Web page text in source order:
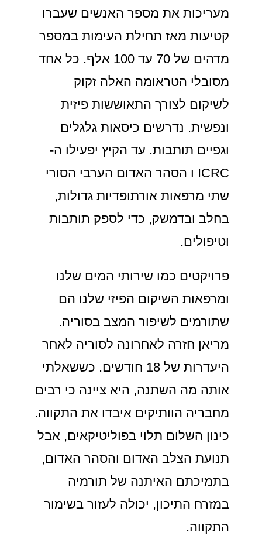
מעריכות את מספר האנשים שעברו
קטיעות מאז תחילת העימות במספר
מדהים של 70 עד 100 אלף. כל אחד
מסובלי הטראומה האלה זקוק
לשיקום לצורך התאוששות פיזית
ונפשית. נדרשים כיסאות גלגלים
וגפיים תותבות. עד הקיץ יפעילו ה-
ICRC ו הסהר האדום הערבי הסורי
שתי מרפאות אורתופדיות גדולות,
בחלב ובדמשק, כדי לספק תותבות
וטיפולים.
פרויקטים כמו שירותי המים שלנו
ומרפאות השיקום הפיזי שלנו הם
שתורמים לשיפור המצב בסוריה.
מריאן חזרה לאחרונה לסוריה לאחר
היעדרות של 18 חודשים. כששאלתי
אותה מה השתנה, היא ציינה כי רבים
מחבריה הוותיקים איבדו את התקווה.
כינון השלום תלוי בפוליטיקאים, אבל
תנועת הצלב האדום והסהר האדום,
בתמיכתם האיתנה של תורמיה
במזרח התיכון, יכולה לעזור בשימור
התקווה.